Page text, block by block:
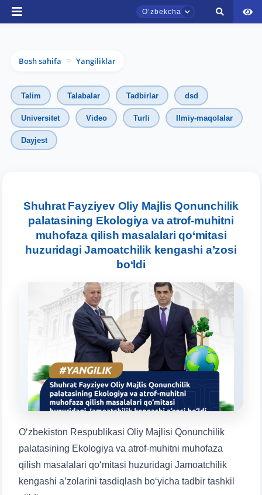
Oʼzbekcha
Bosh sahifa > Yangiliklar
Talim Talabalar Tadbirlar dsd
Universitet Video Turli Ilmiy-maqolalar
Dayjest
Shuhrat Fayziyev Oliy Majlis Qonunchilik
palatasining Ekologiya va atrof-muhitni
muhofaza qilish masalalari qo‘mitasi
huzuridagi Jamoatchilik kengashi a’zosi
bo‘ldi
O‘zbekiston Respublikasi Oliy Majlisi Qonunchilik
palatasining Ekologiya va atrof-muhitni muhofaza
qilish masalalari qo‘mitasi huzuridagi Jamoatchilik
kengashi a’zolarini tasdiqlash bo‘yicha tadbir tashkil
TDYU qabul murojaatlari chati
chatiga xush kelibsiz.
Qabul bo'yicha murojaatlaringizni ushbu
chatda qoldiring.
Mavzuni tanlang — keyin shu mavzudagi aniq
savollar chiqadi:
1. Hujjatlar (bakalavr) (5) 2. Hujjatlar (magistr) (4)
3. Suhbat (bakalavr) (8)
5. To'lov-kontrakt (2)
7. Call-center (4) 8. Bakalavriat kvotasi (3)
9. Magistratura kvotasi (4) ✉️ Adminga yozish